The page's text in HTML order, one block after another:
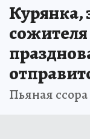
Курянка,
Пьяная